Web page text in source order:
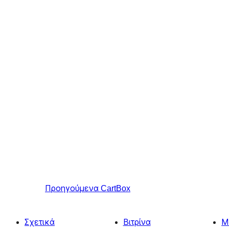
Προηγούμενα CartBox
Σχετικά Βιτρίνα